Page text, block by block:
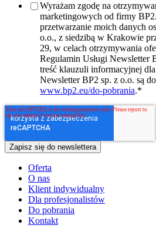
Wyrażam zgodę na
marketingowych od firmy
przetwarzanie moich danych
o.o., z siedzibą w Krakowie
29, w celach otrzymywania
Regulamin Usługi Newsletter
treść klauzuli informacyjnej
Newsletter BP2 sp. z o.o. są
www.bp2.eu/do-pobrania.*
Oferta
O nas
Klient indywidualny
Dla profesjonalistów
Do pobrania
Kontakt